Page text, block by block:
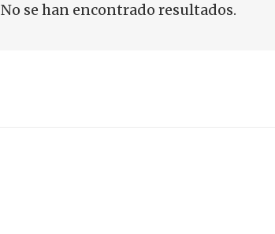
No se han encontrado resultados.